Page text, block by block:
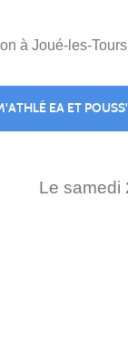
à Joué-les-Tours
EA ET
Le samedi